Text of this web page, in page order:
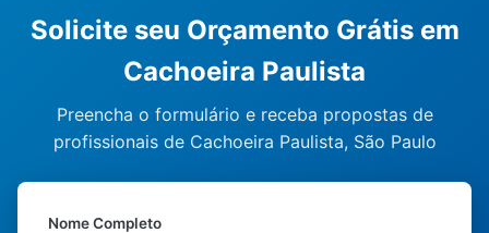
Solicite seu Orçamento Grátis em
Cachoeira Paulista
Preencha o formulário e receba propostas de
profissionais de Cachoeira Paulista, São Paulo
Nome Completo